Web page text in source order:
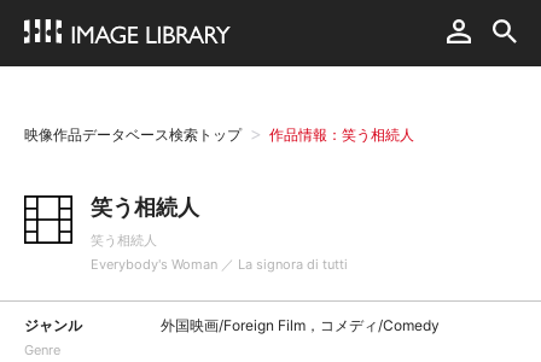
映像作品データベース検索トップ 作品情報：笑う相続人
笑う相続人
笑う相続人
Everybody's Woman ／ La signora di tutti
ジャンル
Genre
外国映画/Foreign Film，コメディ/Comedy